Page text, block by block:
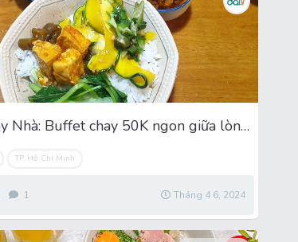
Quán chay Nhà: Buffet chay 50K ngon giữa lòng Quận 1
TP. Hồ Chí Minh
1 Tháng 4 6, 2024